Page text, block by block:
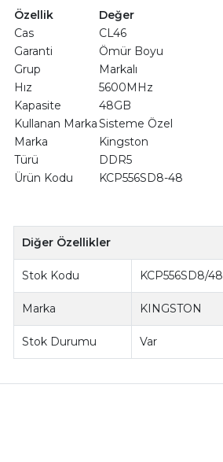
Özellik
Değer
Cas
CL46
Garanti
Ömür Boyu
Grup
Markalı
Hız
5600MHz
Kapasite
48GB
Kullanan MarkaSisteme Özel
Marka
Kingston
Türü
DDR5
Ürün Kodu
KCP556SD8-48
Diğer Özellikler
Stok Kodu KCP556SD8/48
Marka KINGSTON
Stok Durumu Var